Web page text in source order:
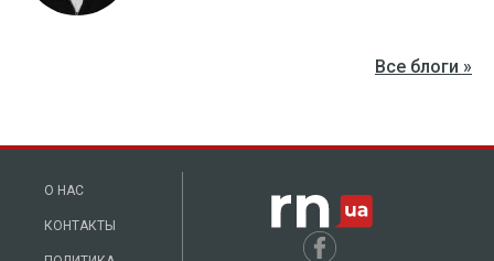
Все блоги »
О НАС
КОНТАКТЫ